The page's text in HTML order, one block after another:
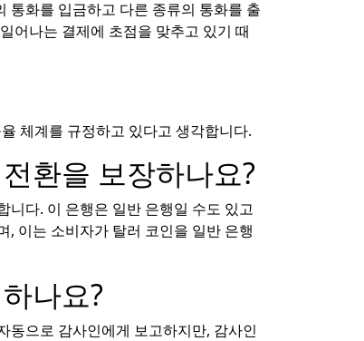
통화를 입금하고 다른 종류의 통화를 출
어나는 결제에 초점을 맞추고 있기 때
체계를 규정하고 있다고 생각합니다.
환을 보장하나요?
니다. 이 은행은 일반 은행일 수도 있고
, 이는 소비자가 탈러 코인을 일반 은행
나요?
동으로 감사인에게 보고하지만, 감사인